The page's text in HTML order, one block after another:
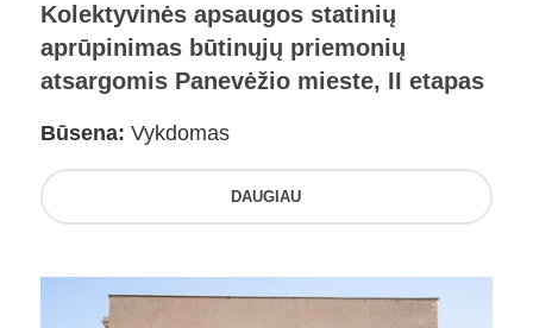
Kolektyvinės apsaugos statinių
aprūpinimas būtinųjų priemonių
atsargomis Panevėžio mieste, II etapas
Būsena: Vykdomas
DAUGIAU